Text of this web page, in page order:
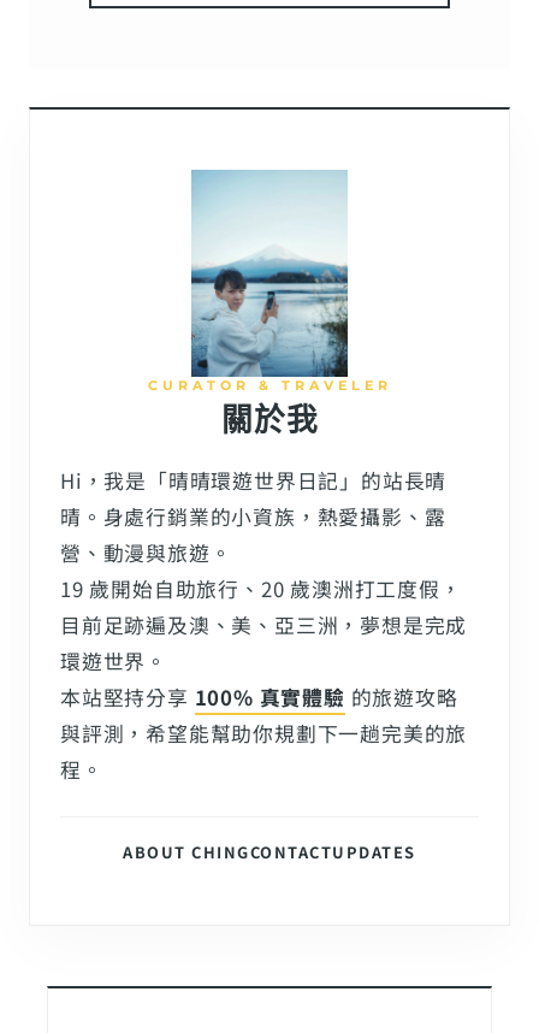
CURATOR & TRAVELER
關於我
Hi，我是「晴晴環遊世界日記」的站長晴
晴。身處行銷業的小資族，熱愛攝影、露
營、動漫與旅遊。
19 歲開始自助旅行、20 歲澳洲打工度假，
目前足跡遍及澳、美、亞三洲，夢想是完成
環遊世界。
本站堅持分享 100% 真實體驗 的旅遊攻略
與評測，希望能幫助你規劃下一趟完美的旅
程。
ABOUT CHINGCONTACTUPDATES